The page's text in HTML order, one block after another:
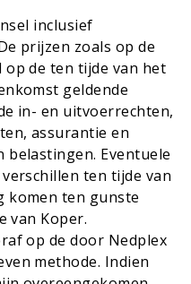
inclusief
prijzen zoals op de
op de ten tijde van het
geldende
in- en uitvoerrechten,
assurantie en
Eventuele
ten tijde van
komen ten gunste
van Koper.
op de door Nedplex
methode. Indien